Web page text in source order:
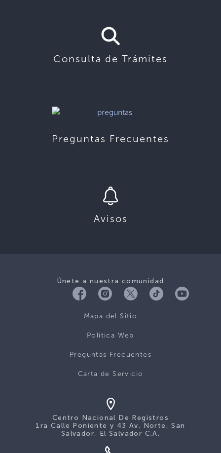
Consulta de Trámites
Preguntas Frecuentes
Avisos
Únete a nuestra comunidad
Mapa del Sitio
Politica Web
Preguntas Frecuentes
Carta de Servicio
Centro Nacional De Registros
1ra Calle Poniente y 43 Av. Norte, San
Salvador, El Salvador C.A.